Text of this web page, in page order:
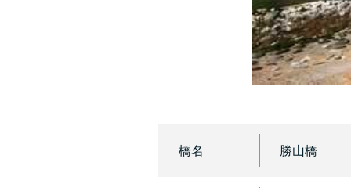
橋名 勝山橋